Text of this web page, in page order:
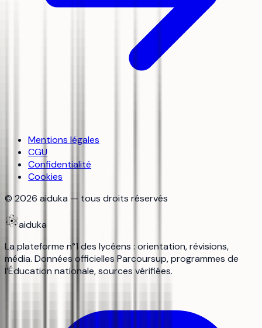
Mentions légales
CGU
Confidentialité
Cookies
© 2026 aiduka — tous droits réservés
aiduka
La plateforme n°1 des lycéens : orientation, révisions,
média. Données officielles Parcoursup, programmes de
l’Éducation nationale, sources vérifiées.